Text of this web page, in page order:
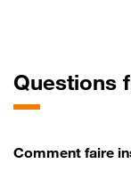
Questions
Comment faire